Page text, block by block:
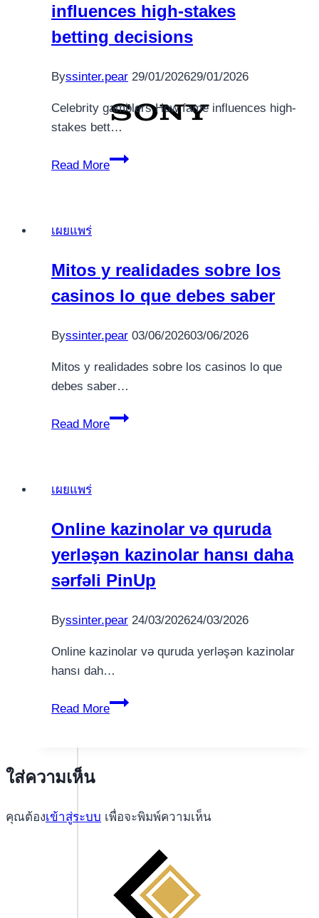
to
offline
experiences
influences high-stakes
betting decisions
Byssinter.pear 29/01/202629/01/2026
Celebrity gamblers How fame influences high-
stakes bett…
Read More
Celebrity
stakes
betting
เผยแพร่
Mitos y realidades sobre los
casinos lo que debes saber
Byssinter.pear 03/06/202603/06/2026
Mitos y realidades sobre los casinos lo que
debes saber…
Read More
Mitos
lo
que
debes
saber
เผยแพร่
Online kazinolar və quruda
yerləşən kazinolar hansı daha
sərfəli PinUp
Byssinter.pear 24/03/202624/03/2026
Online kazinolar və quruda yerləşən kazinolar
hansı dah…
Read More
Online
hansı
PinUp
ใส่ความเห็น
คุณต้องเข้าสู่ระบบ เพื่อจะพิมพ์ความเห็น